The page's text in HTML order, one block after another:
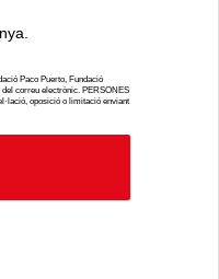
Paco Puerto, Fundació
correu electrònic. PERSONES
oposició o limitació enviant